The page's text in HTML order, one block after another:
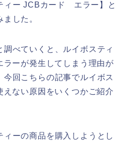
ィー JCBカード エラー】と
した。
べていくと、ルイボスティ
ーが発生してしまう理由が
回こちらの記事でルイボス
ない原因をいくつかご紹介
ーの商品を購入しようとし